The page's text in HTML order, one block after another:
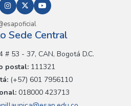
Sede Central
# 53 - 37, CAN, Bogotá D.C.
postal: 111321
(+57) 601 7956110
018000 423713